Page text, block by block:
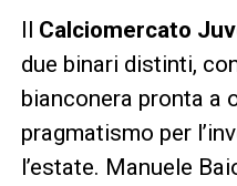
Il Calciomercato
due binari distinti,
bianconera pronta a
pragmatismo per
l’estate. Manuele